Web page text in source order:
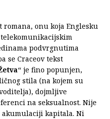
romana, onu koja Englesku
telekomunikacijskim
podvrgnutima
se Craceov tekst
“ je fino popunjen,
stila (na kojem su
dojmljive
na seksualnost. Nije
kapitala. Ni